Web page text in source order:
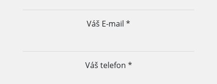
Váš E-mail *
Váš telefon *